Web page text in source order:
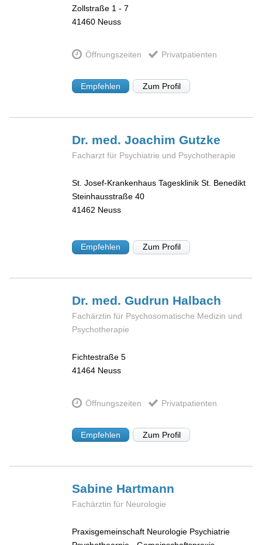
Zollstraße 1 - 7
41460 Neuss
Öffnungszeiten Privatpatienten
Empfehlen Zum Profil
Dr. med. JoachimGutzke
Facharzt für Psychiatrie und Psychotherapie
St. Josef-Krankenhaus Tagesklinik St. Benedikt
Steinhausstraße 40
41462 Neuss
Empfehlen Zum Profil
Dr. med. Gudrun Halbach
Fachärztin für Psychosomatische Medizin und
Psychotherapie
Fichtestraße 5
41464 Neuss
Öffnungszeiten Privatpatienten
Empfehlen Zum Profil
Sabine Hartmann
Fachärztin für Neurologie
Praxisgemeinschaft Neurologie Psychiatrie